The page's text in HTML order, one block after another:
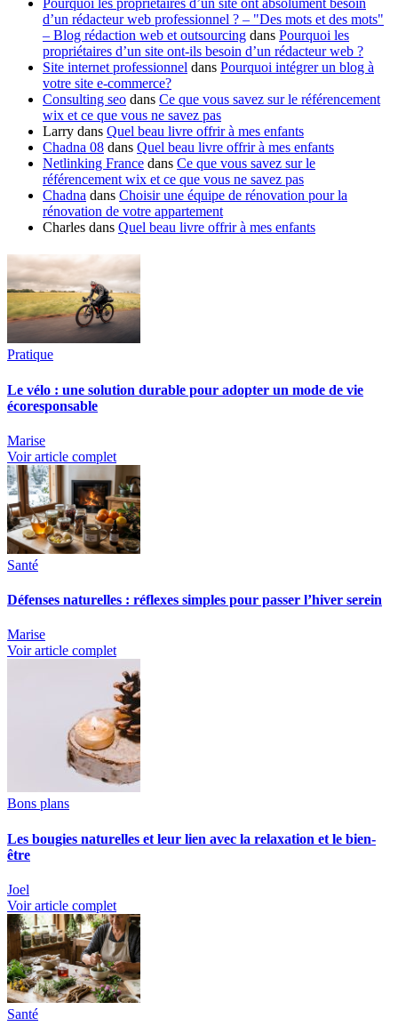
Pourquoi les propriétaires d’un site ont absolument besoin
d’un rédacteur web professionnel ? – "Des mots et des mots"
– Blog rédaction web et outsourcing dans Pourquoi les
propriétaires d’un site ont-ils besoin d’un rédacteur web ?
Site internet professionnel dans Pourquoi intégrer un blog à
votre site e-commerce?
Consulting seo dans Ce que vous savez sur le référencement
wix et ce que vous ne savez pas
Larry dans Quel beau livre offrir à mes enfants
Chadna 08 dans Quel beau livre offrir à mes enfants
Netlinking France dans Ce que vous savez sur le
référencement wix et ce que vous ne savez pas
Chadna dans Choisir une équipe de rénovation pour la
rénovation de votre appartement
Charles dans Quel beau livre offrir à mes enfants
Pratique
Le vélo : une solution durable pour adopter un mode de vie
écoresponsable
Marise
Voir article complet
Santé
Défenses naturelles : réflexes simples pour passer l’hiver serein
Marise
Voir article complet
Bons plans
Les bougies naturelles et leur lien avec la relaxation et le bien-
être
Joel
Voir article complet
Santé